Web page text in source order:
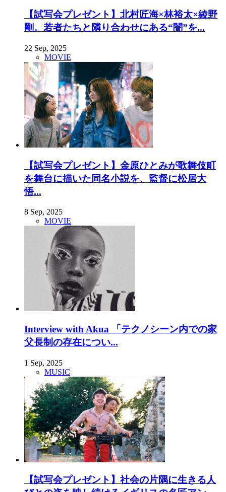
【試写会プレゼント】北村匠海×林裕太×綾野
剛。若者たちと隣り合わせにある“闇”を...
22 Sep, 2025
MOVIE
【試写会プレゼント】金原ひとみが歌舞伎町
を舞台に描いた同名小説を、監督に松居大
悟...
8 Sep, 2025
MOVIE
Interview with Akua 「テクノシーン内での家
父長制の存在につい...
1 Sep, 2025
MUSIC
【試写会プレゼント】社会の片隅に生きる人